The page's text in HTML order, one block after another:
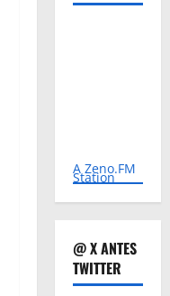
A Zeno.FM
Station
@ X ANTES
TWITTER